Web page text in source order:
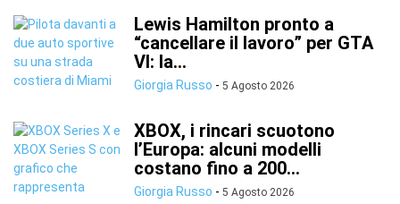
Lewis Hamilton pronto a
“cancellare il lavoro” per GTA
VI: la...
Giorgia Russo - 5 Agosto 2026
XBOX, i rincari scuotono
l’Europa: alcuni modelli
costano fino a 200...
Giorgia Russo - 5 Agosto 2026